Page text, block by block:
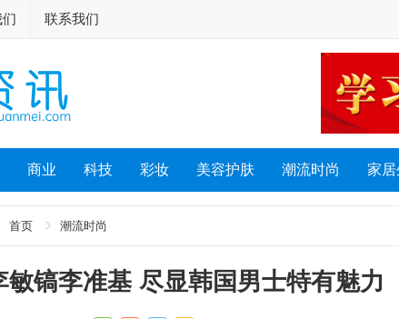
联系我们
商业 科技 彩妆 美容护肤 潮流时尚 家
首页 潮流时尚
敏镐李准基 尽显韩国男士特有魅力